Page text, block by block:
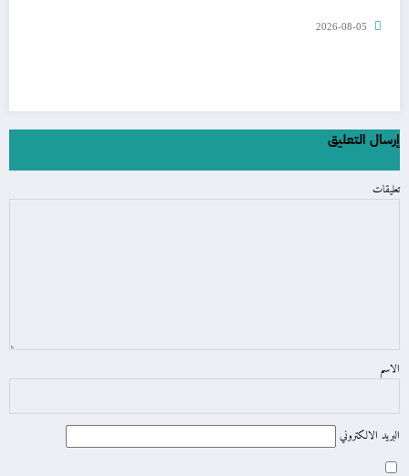
2026-08-05
إرسال التعليق
تعليقات
الاسم
البريد الالكتروني